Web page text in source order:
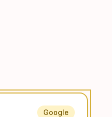
Google